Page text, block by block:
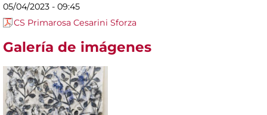
05/04/2023 - 09:45
CS Primarosa Cesarini Sforza
Galería de imágenes